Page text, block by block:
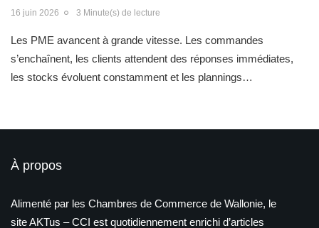
16 juin 2026 3 Minute(s) de lecture
Les PME avancent à grande vitesse. Les commandes
s’enchaînent, les clients attendent des réponses immédiates,
les stocks évoluent constamment et les plannings…
À propos
Alimenté par les Chambres de Commerce de Wallonie, le
site AKTus – CCI est quotidiennement enrichi d’articles